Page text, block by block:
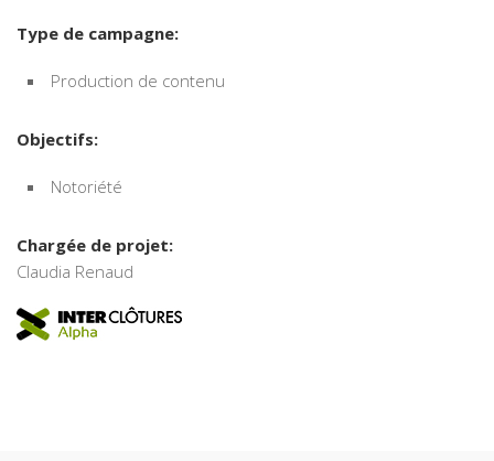
Type de campagne:
Production de contenu
Objectifs:
Notoriété
Chargée de projet:
Claudia Renaud